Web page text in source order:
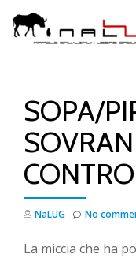
Skip
SOPA/
NaLUG No
La miccia che ha